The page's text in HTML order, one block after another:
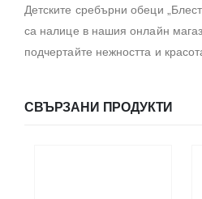
Детските сребърни обеци
са налице в нашия онлайн
подчертайте нежността и
СВЪРЗАНИ ПРОДУКТИ